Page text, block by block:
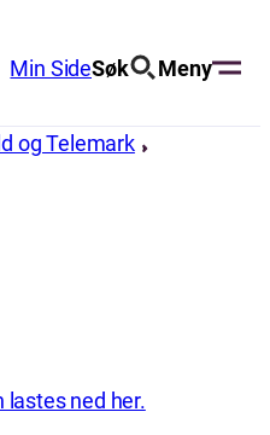
Min SideSøk Meny
og Telemark
lastes ned her.